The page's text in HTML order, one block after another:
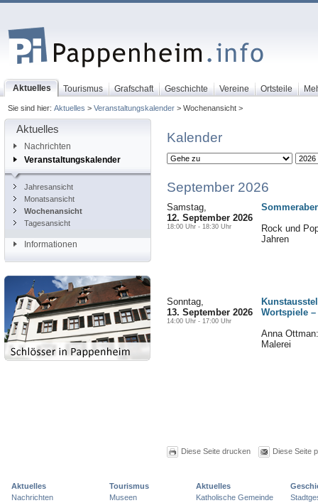
Aktuelles Tourismus Grafschaft Geschichte Vereine Ortsteile
Sie sind hier: Aktuelles > Veranstaltungskalender> Wochenansicht >
Aktuelles
Nachrichten
Veranstaltungskalender
Jahresansicht
Monatsansicht
Wochenansicht
Tagesansicht
Informationen
Kalender
September 2026
Samstag,
12. September 2026
18:00 Uhr - 18:30 Uhr
Rock und
Jahren
Sonntag,
13. September 2026
14:00 Uhr - 17:00 Uhr
Wortspiele
Anna
Malerei
Diese Seite drucken Diese Seite
Aktuelles
Nachrichten
Tourismus
Museen
Aktuelles
Katholische Gemeinde